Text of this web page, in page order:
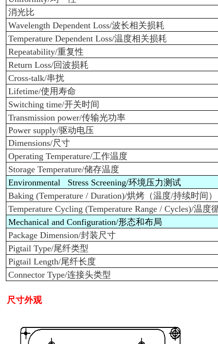
消光比
Wavelength Dependent Loss/波长相关损耗
Temperature Dependent Loss/温度相关损耗
Repeatability/重复性
Return Loss/回波损耗
Cross-talk/串扰
Lifetime/使用寿命
Switching time/开关时间
Transmission power/传输光功率
Power supply/驱动电压
Dimensions/尺寸
Operating Temperature/工作温度
Storage Temperature/储存温度
Environmental Stress Screening/环境压力测试
Baking (Temperature / Duration)/烘烤（温度/持续时间）
Temperature Cycling (Temperature Range / Cycles)/温度
Mechanical and Configuration/形态和布局
Package Dimension/封装尺寸
Pigtail Type/尾纤类型
Pigtail Length/尾纤长度
Connector Type/连接头类型
尺寸外观